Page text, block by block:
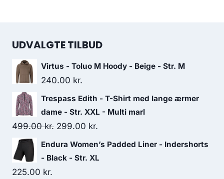
UDVALGTE TILBUD
Virtus - Toluo M Hoody - Beige - Str. M
240.00 kr.
Trespass Edith - T-Shirt med lange ærmer
dame - Str. XXL - Multi marl
499.00kr. Original
price
was:
299.00 kr.
price
Endura Women’s Padded Liner - Indershorts
- Black - Str. XL
225.00 kr.